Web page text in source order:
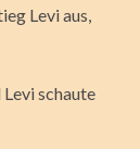
Levi aus,
schaute